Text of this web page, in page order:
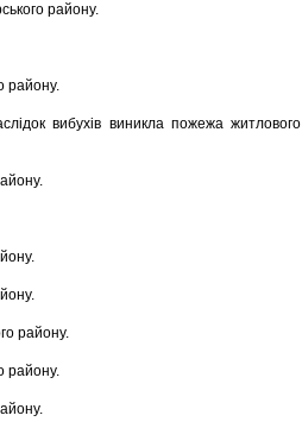
району.
району.
вибухів виникла пожежа житлового
району.
району.